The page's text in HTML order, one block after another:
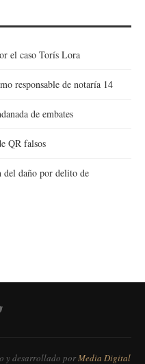
el caso Torís Lora
responsable de notaría 14
de embates
QR falsos
del daño por delito de
y desarrollado porMedia Digital